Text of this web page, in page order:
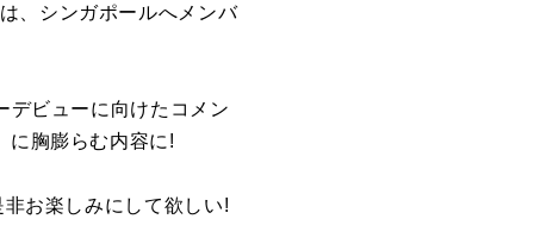
、シンガポールへメンバ
デビューに向けたコメン
に胸膨らむ内容に!
お楽しみにして欲しい!